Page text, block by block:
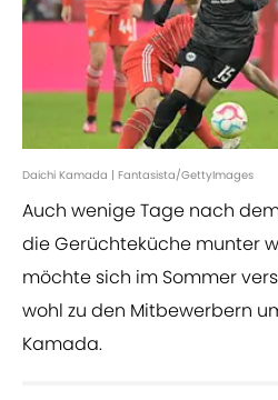
Daichi Kamada | Fantasista/GettyImages
Auch wenige Tage nach
die Gerüchteküche munter
möchte sich im Sommer
wohl zu den Mitbewerbern
Kamada.